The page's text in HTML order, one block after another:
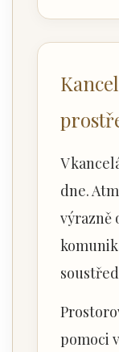
V
dne.
výrazně
pomoci